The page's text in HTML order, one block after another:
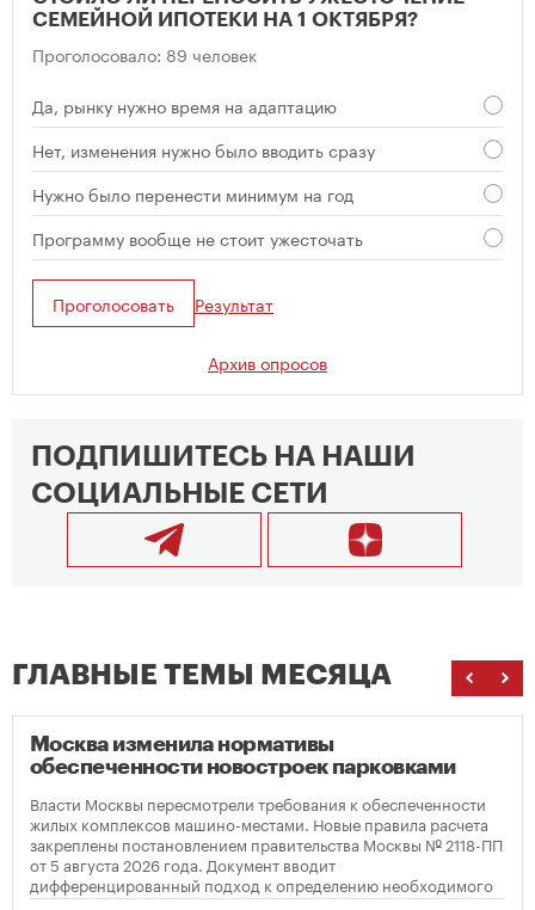
СЕМЕЙНОЙ ИПОТЕКИ НА 1 ОКТЯБРЯ?
Проголосовало: 89 человек
Да, рынку нужно время на адаптацию
Нет, изменения нужно было вводить сразу
Нужно было перенести минимум на год
Программу вообще не стоит ужесточать
Проголосовать Результат
Архив опросов
ПОДПИШИТЕСЬ НА НАШИ
СОЦИАЛЬНЫЕ СЕТИ
ГЛАВНЫЕ ТЕМЫ МЕСЯЦА
Москва изменила нормативы
обеспеченности новостроек парковками
Власти Москвы пересмотрели требования к обеспеченности
жилых комплексов машино-местами. Новые правила расчета
закреплены постановлением правительства Москвы № 2118-ПП
от 5 августа 2026 года. Документ вводит
дифференцированный подход к определению необходимого
количества парковок в зависимости от площади квартир и